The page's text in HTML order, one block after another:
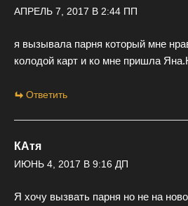
АПРЕЛЬ 7, 2017 В 2:44 ПП
я вызывала парня который мне
колодой карт и ко мне пришла
Ответить
КАтя
ИЮНЬ 4, 2017 В 9:16 ДП
Я хочу вызвать парня но не на